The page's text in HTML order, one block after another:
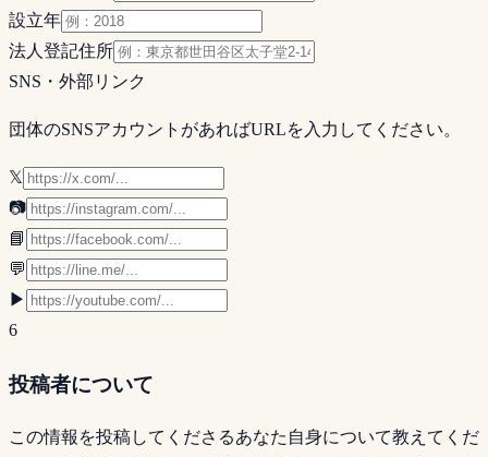
設立年
法人登記住所
SNS・外部リンク
団体のSNSアカウントがあればURLを入力してください。
𝕏
📷
📘
💬
▶
6
投稿者について
この情報を投稿してくださるあなた自身について教えてくだ